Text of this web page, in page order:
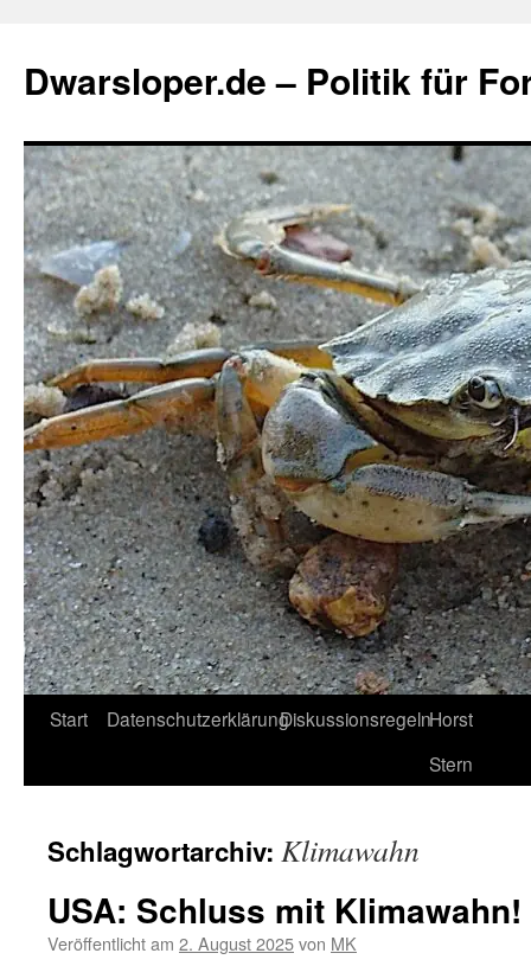
springen
Dwarsloper.de – Politik für
Start DatenschutzerklärungDiskussionsregelnHorst
Stern
Schlagwortarchiv: Klimawahn
USA: Schluss mit Klimawahn!
Veröffentlicht am 2. August 2025von MK